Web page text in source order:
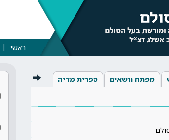
ראשי
מפתח נושאים ספרית מדיה